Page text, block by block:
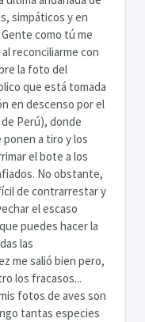
simpáticos y en
como tú me
reconciliarme con
la foto del
que está tomada
en descenso por el
Perú), donde
ponen a tiro y los
el bote a los
No obstante,
de contrarrestar y
el escaso
puedes hacer la
las
me salió bien pero,
los fracasos...
fotos de aves son
tantas especies